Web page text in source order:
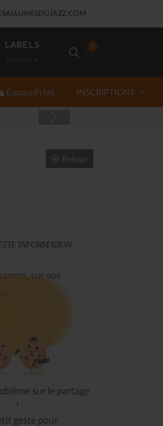
0
LABELS
Espace Privé INSCRIPTIONS
Retour
INFORMATION
sur vos
sur le partage
!
geste pour